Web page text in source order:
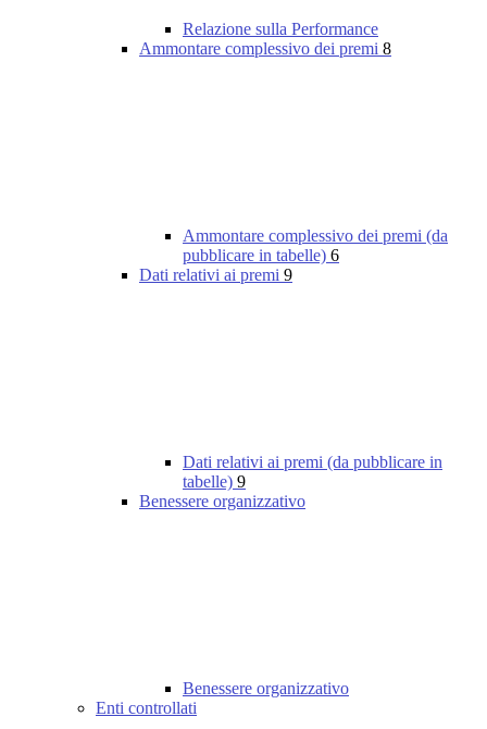
Relazione sulla Performance
Ammontare complessivo dei premi 8
Ammontare complessivo dei premi (da
pubblicare in tabelle) 6
Dati relativi ai premi 9
Dati relativi ai premi (da pubblicare in
tabelle) 9
Benessere organizzativo
Benessere organizzativo
Enti controllati